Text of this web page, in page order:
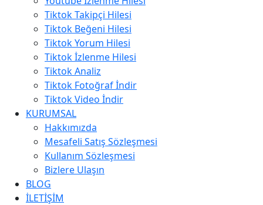
Tiktok Takipçi Hilesi
Tiktok Beğeni Hilesi
Tiktok Yorum Hilesi
Tiktok İzlenme Hilesi
Tiktok Analiz
Tiktok Fotoğraf İndir
Tiktok Video İndir
KURUMSAL
Hakkımızda
Mesafeli Satış Sözleşmesi
Kullanım Sözleşmesi
Bizlere Ulaşın
BLOG
İLETİŞİM